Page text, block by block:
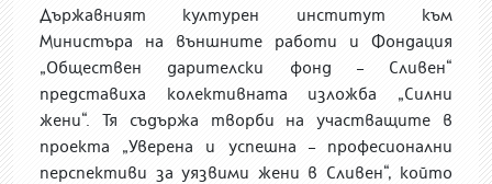
Държавният културен институт към
Министъра на външните работи и Фондация
„Обществен дарителски фонд – Сливен“
представиха колективната изложба „Силни
жени“. Тя съдържа творби на участващите в
проекта „Уверена и успешна – професионални
перспективи за уязвими жени в Сливен“, който